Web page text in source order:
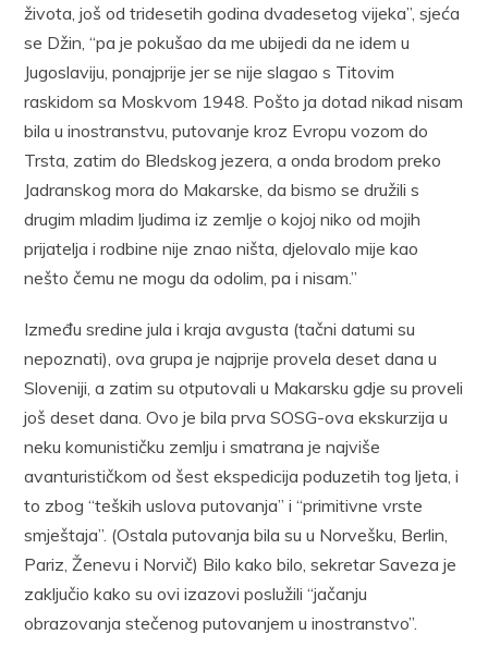
života, još od tridesetih godina dvadesetog vijeka”, sjeća
se Džin, “pa je pokušao da me ubijedi da ne idem u
Jugoslaviju, ponajprije jer se nije slagao s Titovim
raskidom sa Moskvom 1948. Pošto ja dotad nikad nisam
bila u inostranstvu, putovanje kroz Evropu vozom do
Trsta, zatim do Bledskog jezera, a onda brodom preko
Jadranskog mora do Makarske, da bismo se družili s
drugim mladim ljudima iz zemlje o kojoj niko od mojih
prijatelja i rodbine nije znao ništa, djelovalo mije kao
nešto čemu ne mogu da odolim, pa i nisam.”
Između sredine jula i kraja avgusta (tačni datumi su
nepoznati), ova grupa je najprije provela deset dana u
Sloveniji, a zatim su otputovali u Makarsku gdje su proveli
još deset dana. Ovo je bila prva SOSG-ova ekskurzija u
neku komunističku zemlju i smatrana je najviše
avanturističkom od šest ekspedicija poduzetih tog ljeta, i
to zbog “teških uslova putovanja” i “primitivne vrste
smještaja”. (Ostala putovanja bila su u Norvešku, Berlin,
Pariz, Ženevu i Norvič) Bilo kako bilo, sekretar Saveza je
zaključio kako su ovi izazovi poslužili “jačanju
obrazovanja stečenog putovanjem u inostranstvo”.